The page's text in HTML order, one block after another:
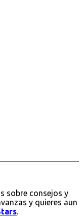
sobre consejos y
y quieres aun
.